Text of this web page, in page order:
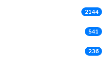
2144
541
236